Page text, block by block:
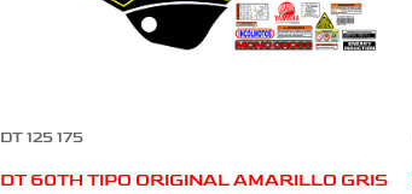
DT 125 175
DT 60TH TIPO ORIGINAL AMARILLO GRIS